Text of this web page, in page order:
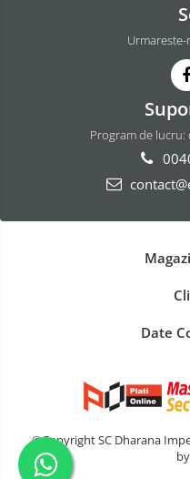
Program de lucru:
Date
©Copyright SC Dharana